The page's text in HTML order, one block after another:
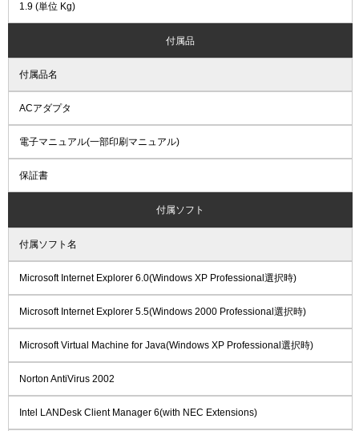
1.9 (単位 Kg)
付属品
付属品名
ACアダプタ
電子マニュアル(一部印刷マニュアル)
保証書
付属ソフト
付属ソフト名
Microsoft Internet Explorer 6.0(Windows XP Professional選択時)
Microsoft Internet Explorer 5.5(Windows 2000 Professional選択時)
Microsoft Virtual Machine for Java(Windows XP Professional選択時)
Norton AntiVirus 2002
Intel LANDesk Client Manager 6(with NEC Extensions)